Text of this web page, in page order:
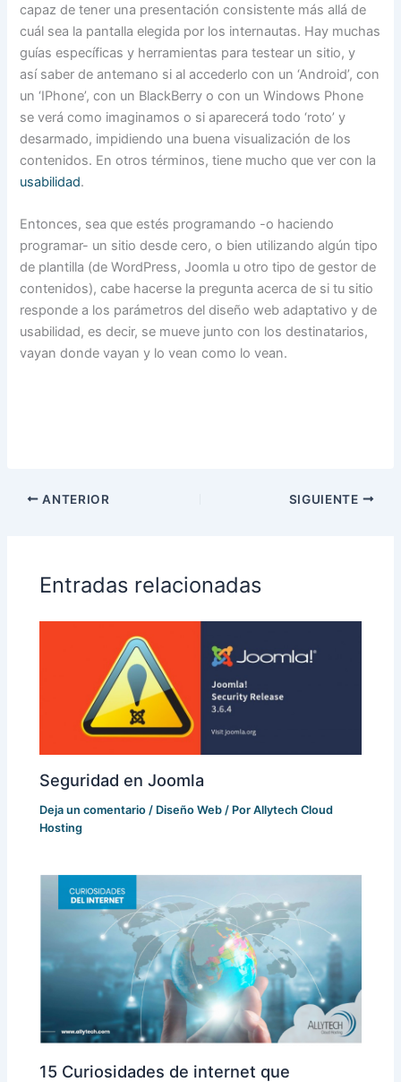
capaz de tener una presentación consistente más allá de
cuál sea la pantalla elegida por los internautas. Hay muchas
guías específicas y herramientas para testear un sitio, y
así saber de antemano si al accederlo con un ‘Android’, con
un ‘IPhone’, con un BlackBerry o con un Windows Phone
se verá como imaginamos o si aparecerá todo ‘roto’ y
desarmado, impidiendo una buena visualización de los
contenidos. En otros términos, tiene mucho que ver con la
usabilidad.
Entonces, sea que estés programando -o haciendo
programar- un sitio desde cero, o bien utilizando algún tipo
de plantilla (de WordPress, Joomla u otro tipo de gestor de
contenidos), cabe hacerse la pregunta acerca de si tu sitio
responde a los parámetros del diseño web adaptativo y de
usabilidad, es decir, se mueve junto con los destinatarios,
vayan donde vayan y lo vean como lo vean.
ANTERIOR SIGUIENTE
Entradas relacionadas
Seguridad en Joomla
Deja un comentario / Diseño Web / PorAllytech Cloud
Hosting
15 Curiosidades de internet que